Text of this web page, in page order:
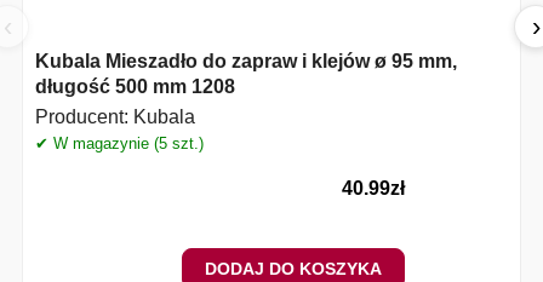
‹
Kubala Mieszadło do zapraw i klejów ø 95 mm,
długość 500 mm 1208
Producent: Kubala
✔ W magazynie (5 szt.)
40.99zł
DODAJ DO KOSZYKA
›